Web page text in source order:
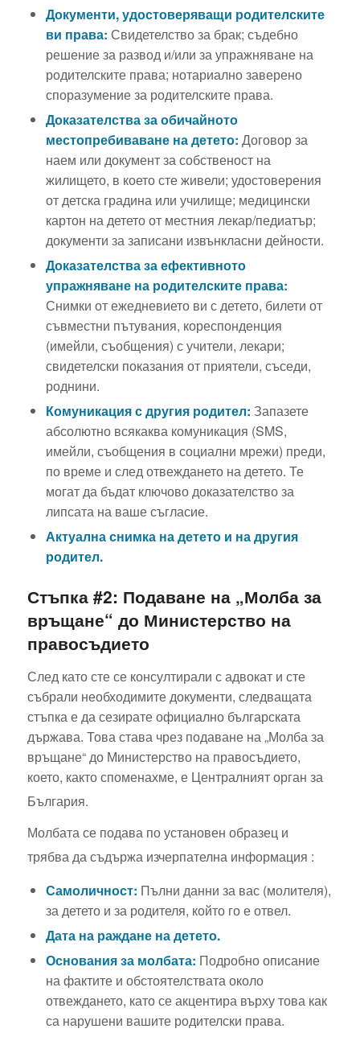
Документи, удостоверяващи родителските
ви права: Свидетелство за брак; съдебно
решение за развод и/или за упражняване на
родителските права; нотариално заверено
споразумение за родителските права.
Доказателства за обичайното
местопребиваване на детето: Договор за
наем или документ за собственост на
жилището, в което сте живели; удостоверения
от детска градина или училище; медицински
картон на детето от местния лекар/педиатър;
документи за записани извънкласни дейности.
Доказателства за ефективното
упражняване на родителските права:
Снимки от ежедневието ви с детето, билети от
съвместни пътувания, кореспонденция
(имейли, съобщения) с учители, лекари;
свидетелски показания от приятели, съседи,
роднини.
Комуникация с другия родител: Запазете
абсолютно всякаква комуникация (SMS,
имейли, съобщения в социални мрежи) преди,
по време и след отвеждането на детето. Те
могат да бъдат ключово доказателство за
липсата на ваше съгласие.
Актуална снимка на детето и на другия
родител.
Стъпка #2: Подаване на „Молба за
връщане“ до Министерство на
правосъдието
След като сте се консултирали с адвокат и сте
събрали необходимите документи, следващата
стъпка е да сезирате официално българската
държава. Това става чрез подаване на „Молба за
връщане“ до Министерство на правосъдието,
което, както споменахме, е Централният орган за
България.
Молбата се подава по установен образец и
трябва да съдържа изчерпателна информация :
Самоличност: Пълни данни за вас (молителя),
за детето и за родителя, който го е отвел.
Дата на раждане на детето.
Основания за молбата: Подробно описание
на фактите и обстоятелствата около
отвеждането, като се акцентира върху това как
са нарушени вашите родителски права.